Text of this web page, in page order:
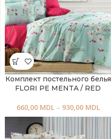
Комплект постельного белья
FLORI PE MENTA / RED
660,00 MDL – 930,00 MDL